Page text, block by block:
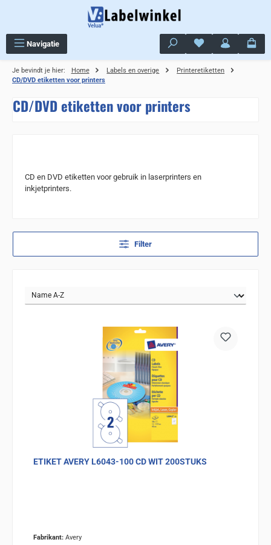
Navigatie Je hebt 0 items op
Je bevindt je hier: Home Labels en overige
Printeretiketten
CD/DVD etiketten voor printers
CD/DVD etiketten voor printers
CD en DVD etiketten voor gebruik in laserprinters en
inkjetprinters.
Filter
ETIKET AVERY L6043-100 CD WIT 200STUKS
Fabrikant: Avery